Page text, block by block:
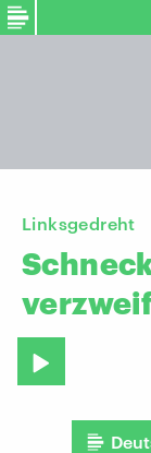
Linksgedreht